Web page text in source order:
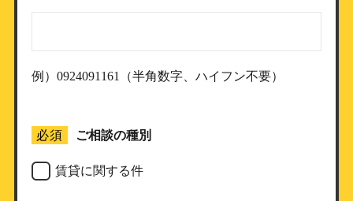
例）0924091161（半角数字、ハイフン不要）
必須 ご相談の種別
賃貸に関する件